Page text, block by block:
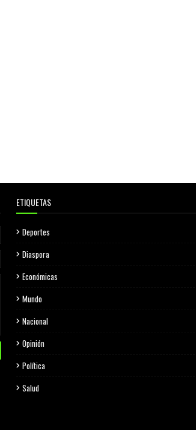
ETIQUETAS
Deportes
Diaspora
Económicas
Mundo
Nacional
Opinión
Política
Salud